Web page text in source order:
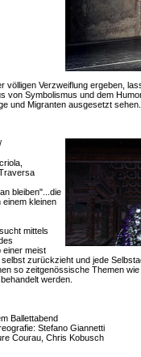
völligen Verzweiflung ergeben,
von Symbolismus und dem
und Migranten ausgesetzt sehen.
bleiben"...die
einem kleinen
mittels
einer meist
zurückzieht und jede
so zeitgenössische Themen
werden.
Ballettabend
Stefano Giannetti
Courau, Chris Kobusch